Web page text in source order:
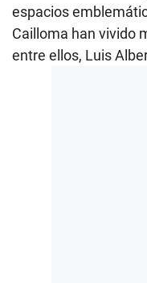
espacios
Cailloma han vivido
entre ellos, Luis